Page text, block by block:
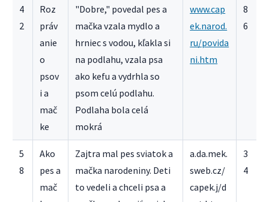
4
2
Roz
práv
anie
o
psov
i a
mač
ke
"Dobre," povedal pes a
mačka vzala mydlo a
hrniec s vodou, kľakla si
na podlahu, vzala psa
ako kefu a vydrhla so
psom celú podlahu.
Podlaha bola celá
mokrá
www.cap
ek.narod.
ru/povida
ni.htm
8
6
5
8
Ako
pes a
mač
Zajtra mal pes sviatok a
mačka narodeniny. Deti
to vedeli a chceli psa a
a.da.mek.
sweb.cz/
capek.j/d
3
4